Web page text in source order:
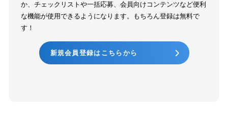
か、チェックリストや一括応募、会員向けコンテンツなど便利
な機能が使用できるようになります。もちろん登録は無料で
す！
新規会員登録はこちらから